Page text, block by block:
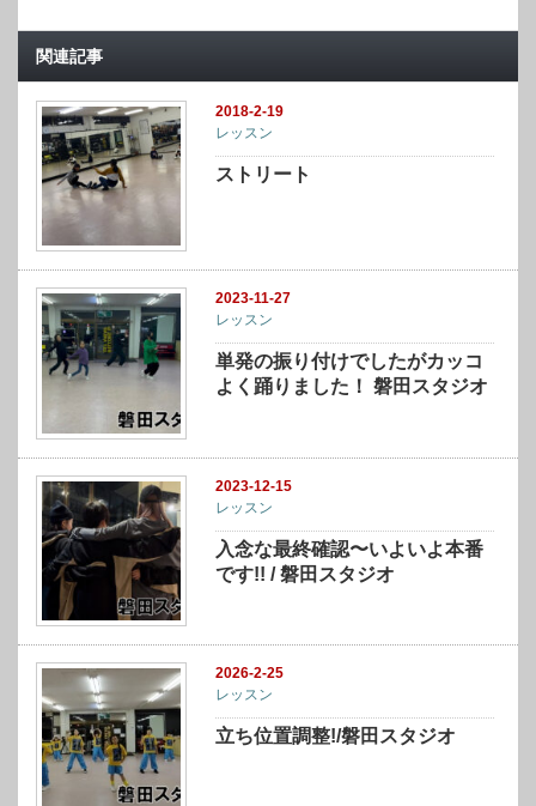
関連記事
2018-2-19
レッスン
ストリート
2023-11-27
レッスン
単発の振り付けでしたがカッコ
よく踊りました！ 磐田スタジオ
2023-12-15
レッスン
入念な最終確認〜いよいよ本番
です!! / 磐田スタジオ
2026-2-25
レッスン
立ち位置調整!/磐田スタジオ